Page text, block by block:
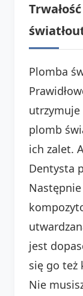
Plomba
utrzymuje
plomb
ich zalet.
Dentysta
jest
się go też
Nie